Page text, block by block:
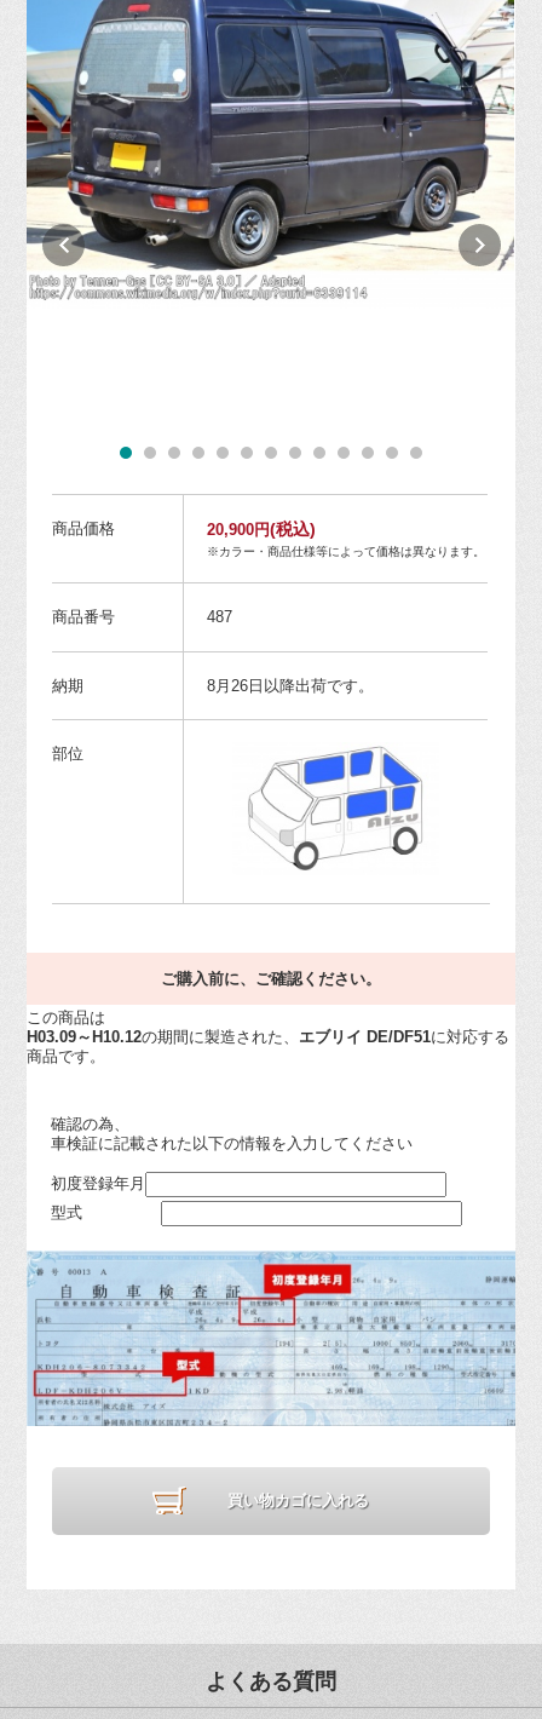
商品価格 20,900円(税込)
※カラー・商品仕様等によって価格は異なります。
商品番号 487
納期 8月26日以降出荷です。
部位
ご購入前に、ご確認ください。
この商品は
H03.09～H10.12の期間に製造された、 エブリイ DE/DF51に対応する
商品です。
確認の為、
車検証に記載された以下の情報を入力してください
初度登録年月
型式
買い物カゴに入れる
よくある質問